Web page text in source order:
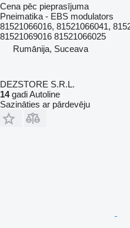
Cena pēc pieprasījuma
Pneimatika - EBS modulators
81521066016, 81521066041,
81521069016 81521066025
Rumānija, Suceava
DEZSTORE S.R.L.
14gadi Autoline
Sazināties ar pārdevēju